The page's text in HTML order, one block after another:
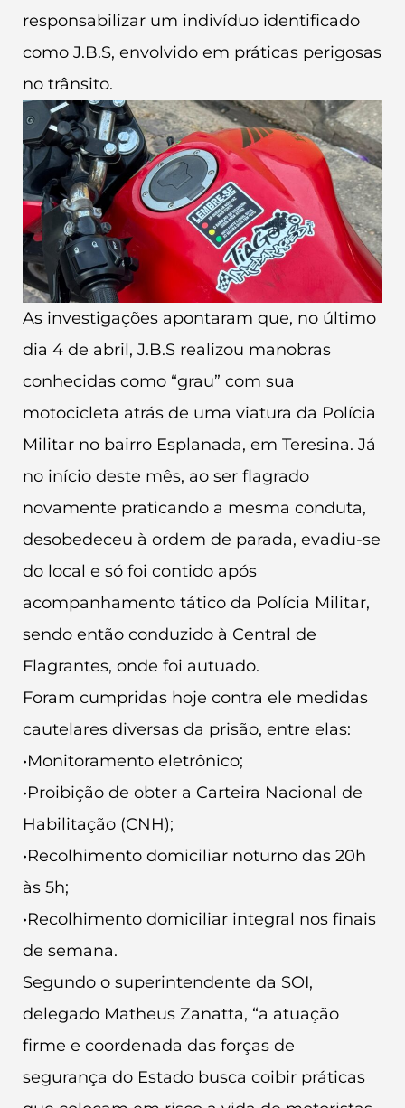
responsabilizar um indivíduo identificado
como J.B.S, envolvido em práticas perigosas
no trânsito.
As investigações apontaram que, no último
dia 4 de abril, J.B.S realizou manobras
conhecidas como “grau” com sua
motocicleta atrás de uma viatura da Polícia
Militar no bairro Esplanada, em Teresina. Já
no início deste mês, ao ser flagrado
novamente praticando a mesma conduta,
desobedeceu à ordem de parada, evadiu-se
do local e só foi contido após
acompanhamento tático da Polícia Militar,
sendo então conduzido à Central de
Flagrantes, onde foi autuado.
Foram cumpridas hoje contra ele medidas
cautelares diversas da prisão, entre elas:
•Monitoramento eletrônico;
•Proibição de obter a Carteira Nacional de
Habilitação (CNH);
•Recolhimento domiciliar noturno das 20h
às 5h;
•Recolhimento domiciliar integral nos finais
de semana.
Segundo o superintendente da SOI,
delegado Matheus Zanatta, “a atuação
firme e coordenada das forças de
segurança do Estado busca coibir práticas